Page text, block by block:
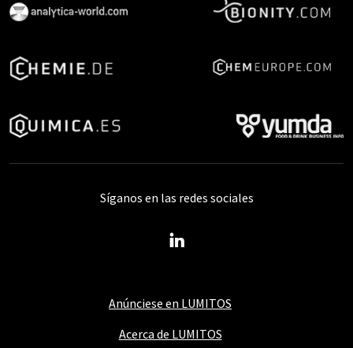
Anúnciese en LUMITOS
Acerca de LUMITOS
Síganos en las redes sociales